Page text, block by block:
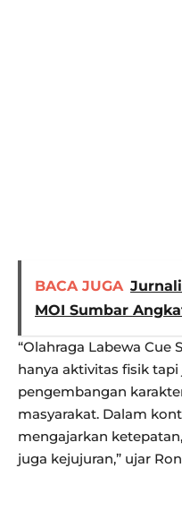
BACA JUGA
MOI Sumbar
“Olahraga Labewa Cue
hanya aktivitas fisik
pengembangan
masyarakat. Dalam
mengajarkan
juga kejujuran,” ujar